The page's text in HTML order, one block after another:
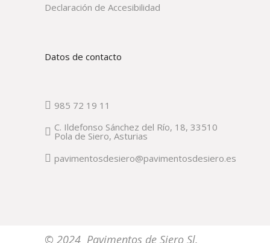
Declaración de Accesibilidad
Datos de contacto
985 72 19 11
C. Ildefonso Sánchez del Río, 18, 33510
Pola de Siero, Asturias
pavimentosdesiero@pavimentosdesiero.es
© 2024 Pavimentos de Siero Sl.